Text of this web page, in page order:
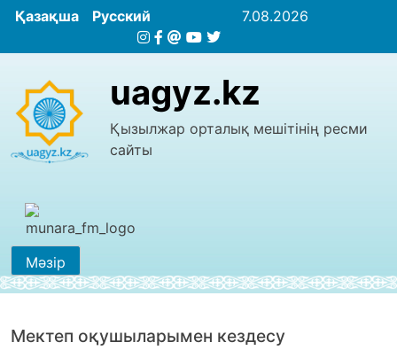
Қазақша Русский 7.08.2026
uagyz.kz
Қызылжар орталық мешітінің ресми
сайты
Мәзір
Мектеп оқушыларымен кездесу